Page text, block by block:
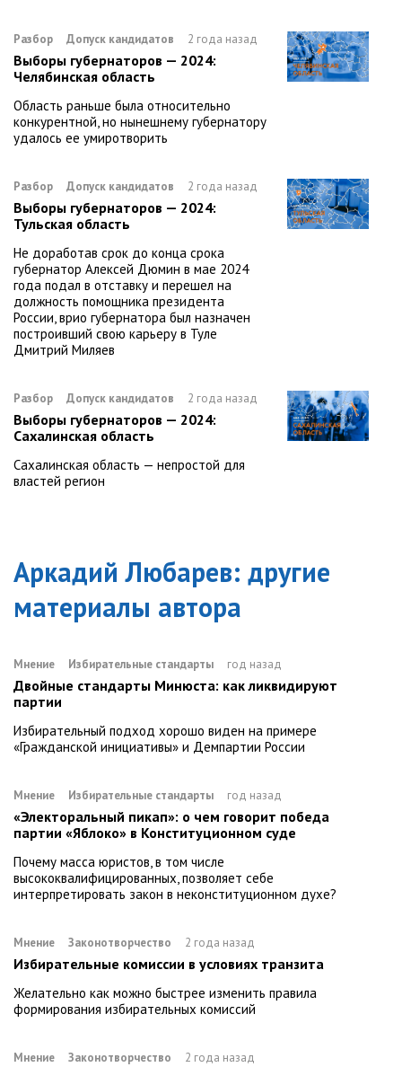
Разбор Допуск кандидатов 2 года назад
Выборы губернаторов — 2024:
Челябинская область
Область раньше была относительно
конкурентной, но нынешнему губернатору
удалось ее умиротворить
Разбор Допуск кандидатов 2 года назад
Выборы губернаторов — 2024:
Тульская область
Не доработав срок до конца срока
губернатор Алексей Дюмин в мае 2024
года подал в отставку и перешел на
должность помощника президента
России, врио губернатора был назначен
построивший свою карьеру в Туле
Дмитрий Миляев
Разбор Допуск кандидатов 2 года назад
Выборы губернаторов — 2024:
Сахалинская область
Сахалинская область — непростой для
властей регион
Аркадий Любарев: другие
материалы автора
Мнение Избирательные стандарты год назад
Двойные стандарты Минюста: как ликвидируют
партии
Избирательный подход хорошо виден на примере
«Гражданской инициативы» и Демпартии России
Мнение Избирательные стандарты год назад
«Электоральный пикап»: о чем говорит победа
партии «Яблоко» в Конституционном суде
Почему масса юристов, в том числе
высококвалифицированных, позволяет себе
интерпретировать закон в неконституционном духе?
Мнение Законотворчество 2 года назад
Избирательные комиссии в условиях транзита
Желательно как можно быстрее изменить правила
формирования избирательных комиссий
Мнение Законотворчество 2 года назад